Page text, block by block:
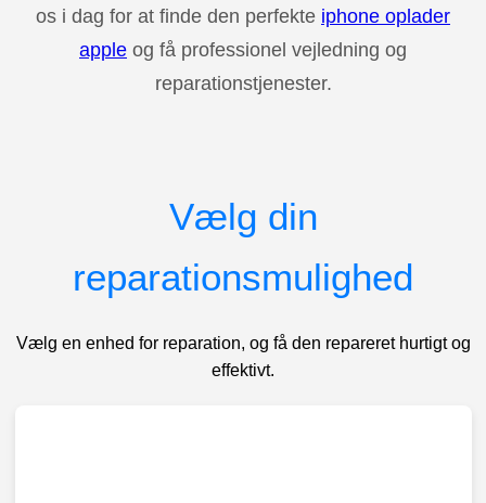
os i dag for at finde den perfekte iphone oplader
apple og få professionel vejledning og
reparationstjenester.
Vælg din
reparationsmulighed
Vælg en enhed for reparation, og få den repareret hurtigt og
effektivt.